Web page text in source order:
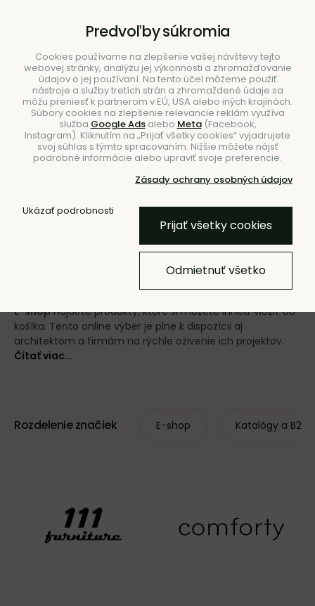
Hľadať
Úvod Značky
E-shopnájdete produkty, ktoré si môžete ihneď vložiť do
košíka. Tento online výber je plne k dispozícii aj
architektom a firmám na rýchle oživenie ich projektov.
Čítať viac...
Rozdelenie značiek E-shop Katalógy a B2B
Predvoľby súkromia
Cookies používame na zlepšenie vašej návštevy tejto
webovej stránky, analýzu jej výkonnosti a zhromažďovanie
údajov o jej používaní. Na tento účel môžeme použiť
nástroje a služby tretích strán a zhromaždené údaje sa
môžu preniesť k partnerom v EÚ, USA alebo iných krajinách.
Súbory cookies na zlepšenie relevancie reklám využíva
služba Google Adsalebo Meta(Facebook,
Instagram). Kliknutím na „Prijať všetky cookies“ vyjadrujete
svoj súhlas s týmto spracovaním. Nižšie môžete nájsť
podrobné informácie alebo upraviť svoje preferencie.
Zásady ochrany osobných údajov
Ukázať podrobnosti
Prijať všetky cookies
Odmietnuť všetko